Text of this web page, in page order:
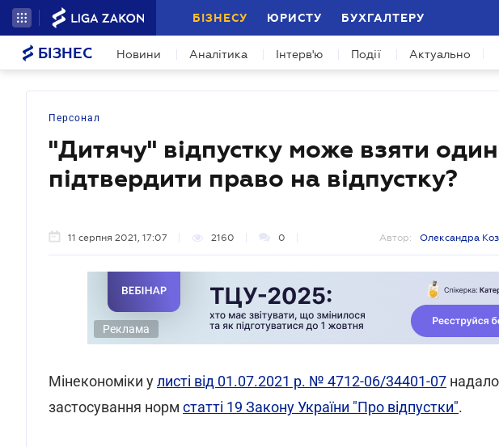
БІЗНЕСУ ЮРИСТУ БУХГАЛТЕРУ
БІЗНЕС Новини Аналітика Інтерв'ю Події Актуально
Персонал
"Дитячу" відпустку може взяти один
підтвердити право на відпустку?
11 серпня 2021, 17:07 2160 0 Автор: Олександра
Реклама
Мінекономіки улисті від 01.07.2021 р. № 4712-06/34401-07
застосування норм статті 19 Закону України "Про відпустки".